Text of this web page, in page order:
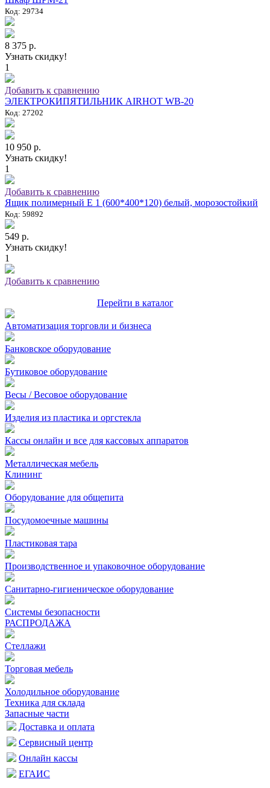
Код: 29734
8 375 р.
Узнать скидку!
1
Добавить к сравнению
ЭЛЕКТРОКИПЯТИЛЬНИК AIRHOT WB-20
Код: 27202
10 950 р.
Узнать скидку!
1
Добавить к сравнению
Ящик полимерный E 1 (600*400*120) белый, морозостойкий
Код: 59892
549 р.
Узнать скидку!
1
Добавить к сравнению
Перейти в каталог
Автоматизация торговли и бизнеса
Банковское оборудование
Бутиковое оборудование
Весы / Весовое оборудование
Изделия из пластика и оргстекла
Кассы онлайн и все для кассовых аппаратов
Металлическая мебель
Клининг
Оборудование для общепита
Посудомоечные машины
Пластиковая тара
Производственное и упаковочное оборудование
Санитарно-гигиеническое оборудование
Системы безопасности
РАСПРОДАЖА
Стеллажи
Торговая мебель
Холодильное оборудование
Техника для склада
Запасные части
Доставка и оплата
Сервисный центр
Онлайн кассы
ЕГАИС